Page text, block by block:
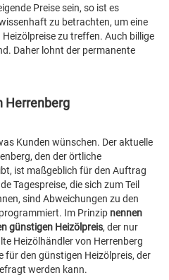
Preise sein, so ist es
zu betrachten, um eine
zu treffen. Auch billige
Daher lohnt der permanente
Herrenberg
Kunden wünschen. Der aktuelle
den der örtliche
ist maßgeblich für den Auftrag
Tagespreise, die sich zum Teil
sind Abweichungen zu den
Im Prinzip nennen
günstigen Heizölpreis, der nur
Heizölhändler von Herrenberg
für den günstigen Heizölpreis, der
werden kann.